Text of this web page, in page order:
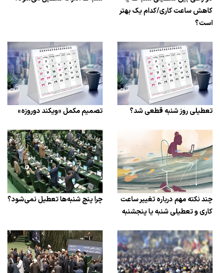
کاهش ساعت کاری/کدام یک بهتر
است؟
تعطیلی روز شنبه قطعی شد؟ تصمیم مکمل «ویکند دوروزه»
چند نکته مهم درباره تغییر ساعت
کاری و تعطیلی شنبه یا پنجشنبه
چرا پنج شنبه‌ها تعطیل نمی‌شود؟